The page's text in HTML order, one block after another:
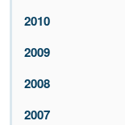
2010
2009
2008
2007